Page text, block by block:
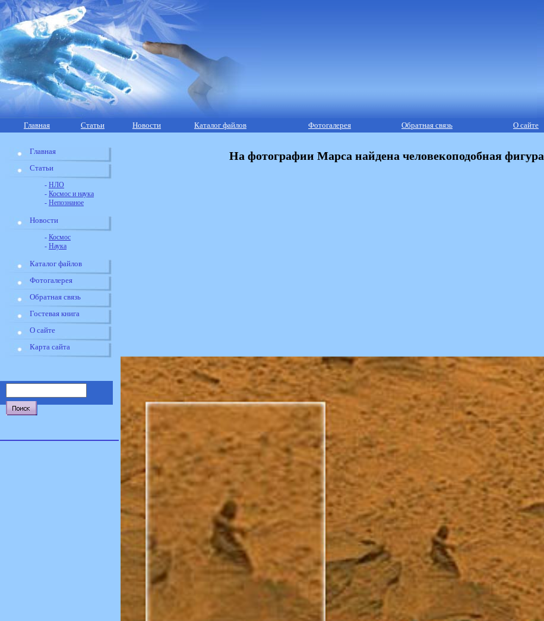
Главная Статьи Новости Каталог файлов Фотогалерея Обратная связь О сайте
Главная
Статьи
- НЛО
- Космос и наука
- Непознаное
Новости
- Космос
- Наука
Каталог файлов
Фотогалерея
Обратная связь
Гостевая книга
О сайте
Карта сайта
На фотографии Марса найдена человекоподобная фигура